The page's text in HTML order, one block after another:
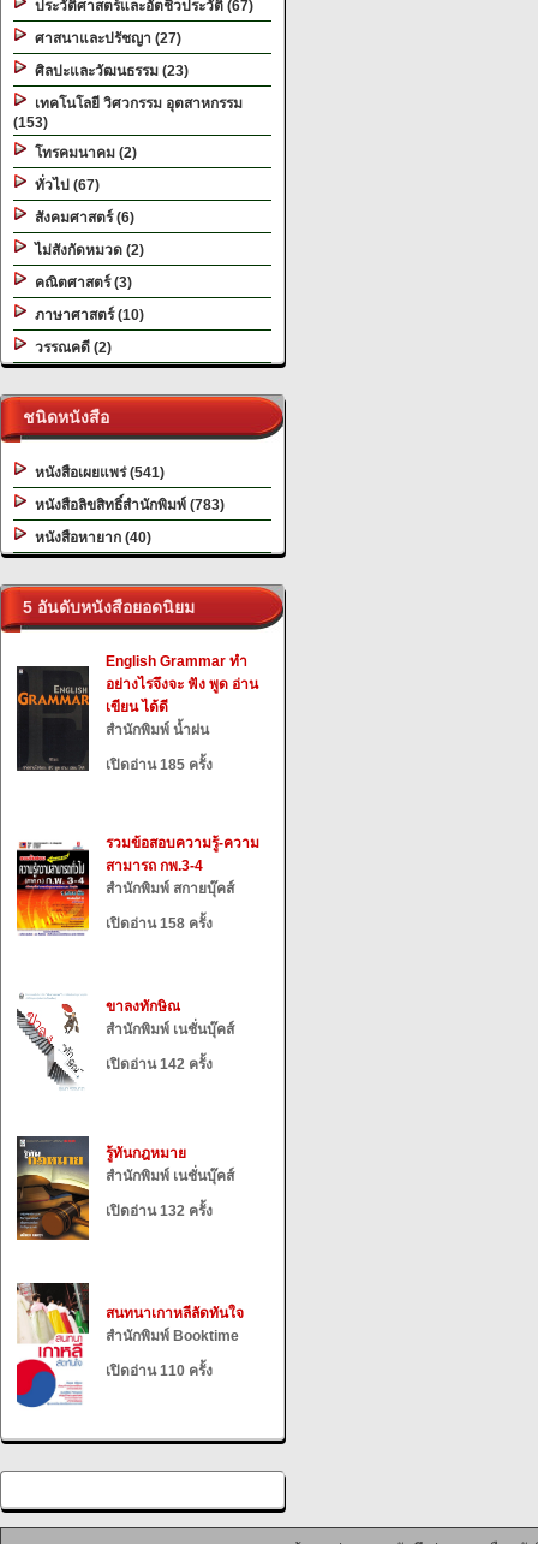
ประวัติศาสตร์และอัตชีวประวัติ (67)
ศาสนาและปรัชญา (27)
ศิลปะและวัฒนธรรม (23)
เทคโนโลยี วิศวกรรม อุตสาหกรรม
(153)
โทรคมนาคม (2)
ทั่วไป (67)
สังคมศาสตร์ (6)
ไม่สังกัดหมวด (2)
คณิตศาสตร์ (3)
ภาษาศาสตร์ (10)
วรรณคดี (2)
ชนิดหนังสือ
หนังสือเผยแพร่ (541)
หนังสือลิขสิทธิ์สำนักพิมพ์ (783)
หนังสือหายาก (40)
5 อันดับหนังสือยอดนิยม
English Grammar ทำ
อย่างไรจึงจะ ฟัง พูด อ่าน
เขียน ได้ดี
สำนักพิมพ์ น้ำฝน
เปิดอ่าน 185 ครั้ง
รวมข้อสอบความรู้-ความ
สามารถ กพ.3-4
สำนักพิมพ์ สกายบุ๊คส์
เปิดอ่าน 158 ครั้ง
ขาลงทักษิณ
สำนักพิมพ์ เนชั่นบุ๊คส์
เปิดอ่าน 142 ครั้ง
รู้ทันกฎหมาย
สำนักพิมพ์ เนชั่นบุ๊คส์
เปิดอ่าน 132 ครั้ง
สนทนาเกาหลีลัดทันใจ
สำนักพิมพ์ Booktime
เปิดอ่าน 110 ครั้ง